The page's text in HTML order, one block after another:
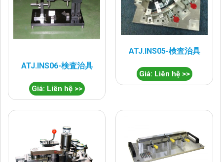
ATJ.INS06-検査治具
Giá: Liên hệ >>
ATJ.INS05-検査治具
Giá: Liên hệ >>